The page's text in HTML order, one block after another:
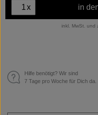
x in
inkl. MwSt. und
Hilfe benötigt? Wir sind
7 Tage pro Woche für Dich da.